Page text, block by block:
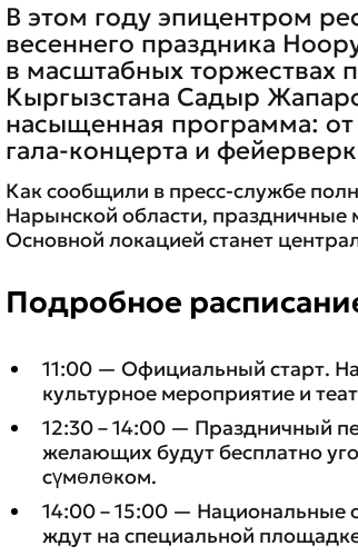
В этом году эпицентром
весеннего праздника
в масштабных торжествах
Кыргызстана Садыр
насыщенная программа:
гала-концерта и
Как сообщили в пресс-службе
Нарынской области, праздничные
Основной локацией станет
Подробное
11:00 — Официальный старт.
культурное мероприятие и
12:30 – 14:00 — Праздничный
желающих будут бесплатно
сүмөлөком.
14:00 – 15:00 — Национальные
ждут на специальной